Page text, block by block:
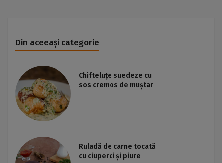
Din aceeași categorie
Chifteluțe suedeze cu
sos cremos de muștar
Ruladă de carne tocată
cu ciuperci și piure